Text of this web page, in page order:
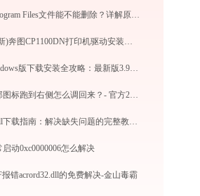
C盘中Program Files文件能不能删除？详解原因与解决方法
(2026最新)奔图CP1100DN打印机驱动安装全攻略：从下载到安装完全教程
微信Windows版下载安装全攻略：最新版3.9.5.81官方安全下载指南
电脑底部图标跑到右侧怎么调回来？- 官方2026最新解决方案
acge24.dll下载指南：解决缺失问题的完整教程（32/64位官方免费版）
动0xc0000006怎么解决
错acrord32.dll的免费解决-金山毒霸